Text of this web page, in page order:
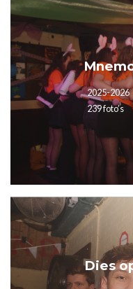
2025-2026
239 foto’s
Dies